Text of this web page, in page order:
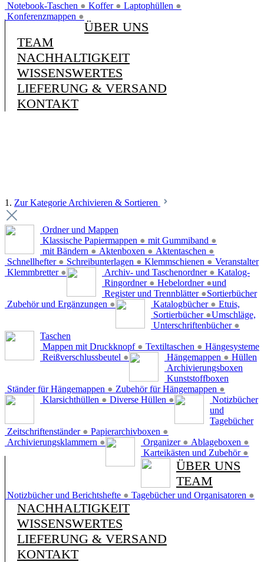
Notebook-Taschen ● Koffer ● Laptophüllen ●
Konferenzmappen ●
ÜBER UNS
TEAM
NACHHALTIGKEIT
WISSENSWERTES
LIEFERUNG & VERSAND
KONTAKT
1. Zur Kategorie Archivieren & Sortieren
Ordner und Mappen
Klassische Papiermappen ● mit Gummiband ●
mit Bändern ● Aktenboxen ● Aktentaschen ●
Schnellhefter ● Schreibunterlagen ● Klemmschienen ●
Klemmbretter ●
Veranstalter
Archiv- und Taschenordner ●
Ringordner ● Hebelordner ●
Register und Trennblätter ●
Zubehör und Ergänzungen ●
Katalog-
und
Sortierbücher
Katalogbücher ●
Sortierbücher ●
Unterschriftenbücher ●
Etuis,
Umschläge,
Taschen
Mappen mit Druckknopf ● Textiltaschen ●
Reißverschlussbeutel ●
Hängesysteme
Hängemappen ●
Ständer für Hängemappen ● Zubehör für Hängemappen ●
Hüllen
Klarsichthüllen ● Diverse Hüllen ●
Archivierungsboxen
Zeitschriftenständer ● Papierarchivboxen ●
Archivierungsklammern ●
Kunststoffboxen
Organizer ● Ablageboxen ●
Karteikästen und Zubehör ●
Notizbücher
und
Tagebücher
Notizbücher und Berichtshefte ● Tagebücher und Organisatoren ●
ÜBER UNS
TEAM
NACHHALTIGKEIT
WISSENSWERTES
LIEFERUNG & VERSAND
KONTAKT